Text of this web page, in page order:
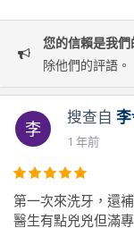
您的信賴是我
除他們的評語。
李
搜查自
1 年前
第一次來洗牙，還
醫生有點兇兇但滿